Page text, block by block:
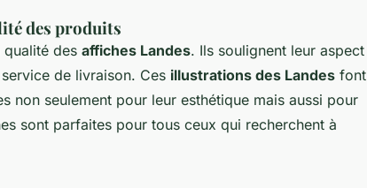
des produits
qualité des affiches Landes. Ils soulignent leur aspect
de livraison. Ces illustrations des Landes font
non seulement pour leur esthétique mais aussi pour
sont parfaites pour tous ceux qui recherchent à